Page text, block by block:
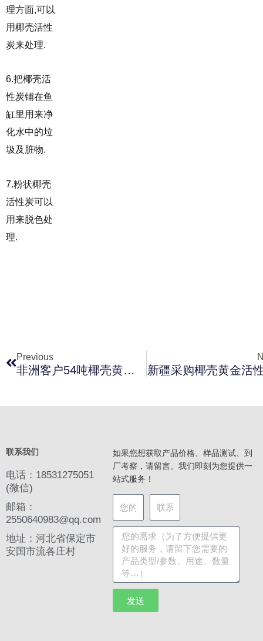
理方面,可以
用椰壳活性
炭来处理.
6.把椰壳活
性炭铺在鱼
缸里用来净
化水中的垃
圾及脏物.
7.粉状椰壳
活性炭可以
用来脱色处
理.
Previous
非洲客户54吨椰壳黄金炭 新疆采购椰壳黄金活
联系我们
电话：18531275051
(微信)
邮箱：
2550640983@qq.com
地址：河北省保定市
安国市流各庄村
如果您想获取产品价格、样品测试、到
厂考察，请留言。我们即刻为您提供一
站式服务！
发送